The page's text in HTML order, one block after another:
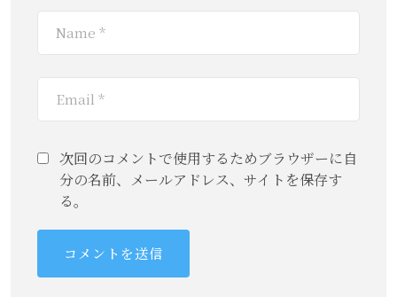
次回のコメントで使用するためブラウザーに自
分の名前、メールアドレス、サイトを保存す
る。